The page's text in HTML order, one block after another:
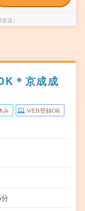
遣）
＊京成成
み WEB登録OK